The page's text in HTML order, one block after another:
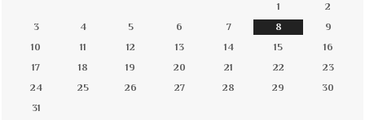
1
2
3
4 5 6 7 8
9
10
11 12 13 14 15
16
17
18 19 20 21 22
23
24
25 26 27 28 29
30
31